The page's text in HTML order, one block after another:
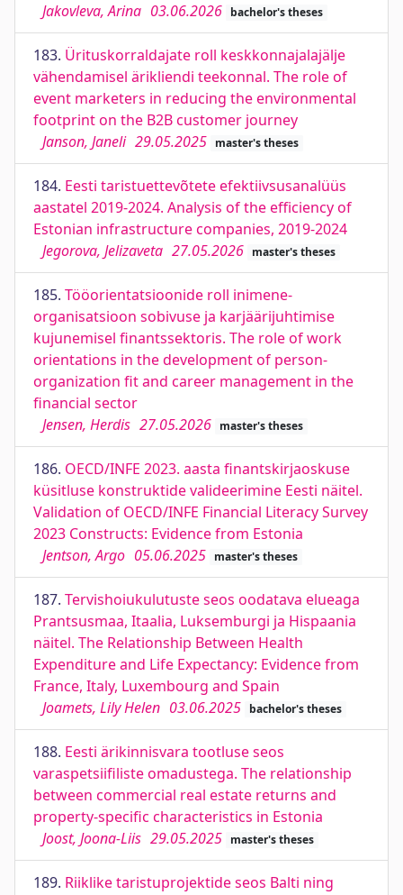
Jakovleva, Arina 03.06.2026 bachelor's theses
183. Ürituskorraldajate roll keskkonnajalajälje
vähendamisel ärikliendi teekonnal. The role of
event marketers in reducing the environmental
footprint on the B2B customer journey
Janson, Janeli 29.05.2025 master's theses
184. Eesti taristuettevõtete efektiivsusanalüüs
aastatel 2019-2024. Analysis of the efficiency of
Estonian infrastructure companies, 2019-2024
Jegorova, Jelizaveta 27.05.2026 master's theses
185. Tööorientatsioonide roll inimene-
organisatsioon sobivuse ja karjäärijuhtimise
kujunemisel finantssektoris. The role of work
orientations in the development of person-
organization fit and career management in the
financial sector
Jensen, Herdis 27.05.2026 master's theses
186. OECD/INFE 2023. aasta finantskirjaoskuse
küsitluse konstruktide valideerimine Eesti näitel.
Validation of OECD/INFE Financial Literacy Survey
2023 Constructs: Evidence from Estonia
Jentson, Argo 05.06.2025 master's theses
187. Tervishoiukulutuste seos oodatava elueaga
Prantsusmaa, Itaalia, Luksemburgi ja Hispaania
näitel. The Relationship Between Health
Expenditure and Life Expectancy: Evidence from
France, Italy, Luxembourg and Spain
Joamets, Lily Helen 03.06.2025 bachelor's theses
188. Eesti ärikinnisvara tootluse seos
varaspetsiifiliste omadustega. The relationship
between commercial real estate returns and
property-specific characteristics in Estonia
Joost, Joona-Liis 29.05.2025 master's theses
189. Riiklike taristuprojektide seos Balti ning